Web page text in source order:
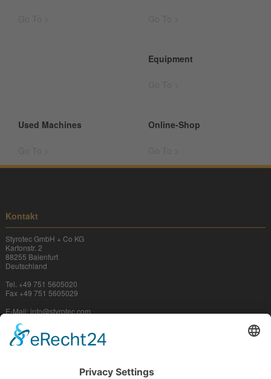
Equipment
Used Machines Online-Shop
Kontakt
Styrotec GmbH + Co KG
Kartonstr. 2
88255 Baienfurt
Deutschland
Tel. +49 751 5605020
Fax +49 751 5605029
E-Mail: info@styrotec.com
We need your consent to load the